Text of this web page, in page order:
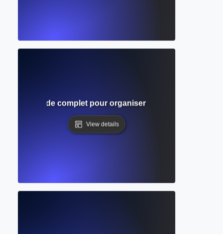
? Guide complet pour organiser efficacement votre
View details